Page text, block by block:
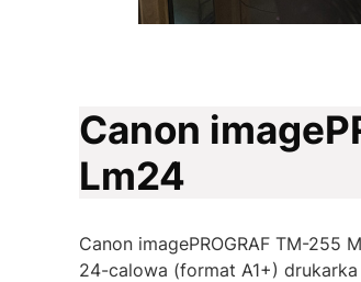
Canon
Lm24
Canon imagePROGRAF TM-255
24-calowa (format A1+)